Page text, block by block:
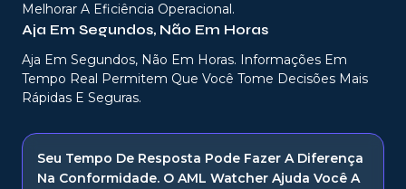
Melhorar A Eficiência Operacional.
Aja Em Segundos, Não Em Horas
Aja Em Segundos, Não Em Horas. Informações Em
Tempo Real Permitem Que Você Tome Decisões Mais
Rápidas E Seguras.
Seu Tempo De Resposta Pode Fazer A Diferença
Na Conformidade. O AML Watcher Ajuda Você A